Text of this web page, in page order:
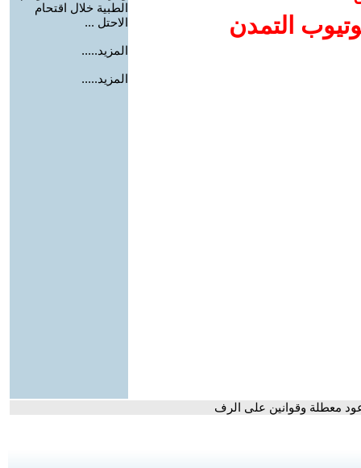
التمدن
الطبية خلال اقتحام
الاحتل ...
المزيد.....
المزيد.....
معطلة وقوانين على الرف